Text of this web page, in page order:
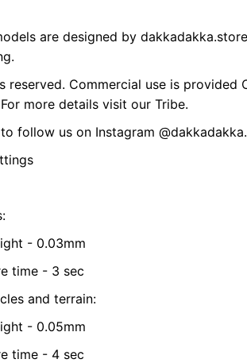
are designed by
reserved. Commercial use is provided
more details visit our Tribe.
to follow us on Instagram
- 0.03mm
time - 3 sec
and terrain:
- 0.05mm
time - 4 sec